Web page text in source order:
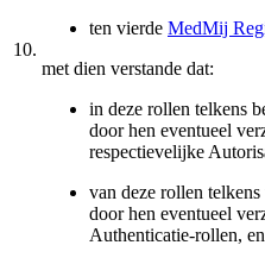
10.
ten vierde MedMij
met dien verstande dat:
in deze rollen telkens
door hen eventueel
respectievelijke
van deze rollen
door hen eventueel
Authenticatie-rollen, en